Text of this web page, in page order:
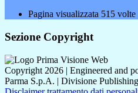
Pagina visualizzata 515 volte
Sezione Copyright
Copyright 2026 | Engineered and
Parma S.p.A. | Divisione